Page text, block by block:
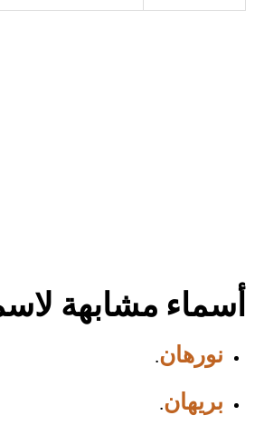
أسماء مشابهة
نورهان.
بريهان.